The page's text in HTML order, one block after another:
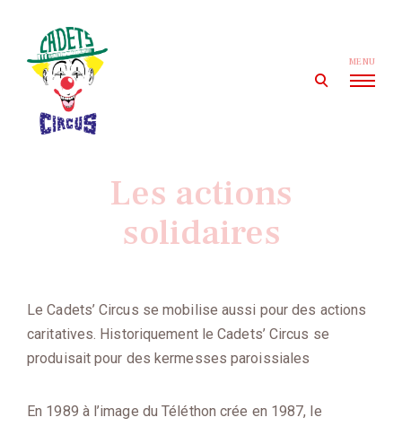
content
open
MENU
Les actions
solidaires
Le Cadets’ Circus se mobilise aussi pour des actions
caritatives. Historiquement le Cadets’ Circus se
produisait pour des kermesses paroissiales
En 1989 à l’image du Téléthon crée en 1987, le